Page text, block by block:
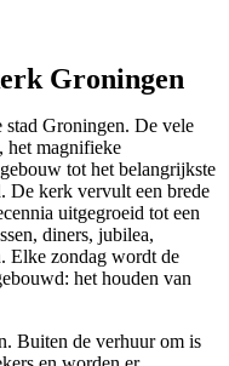
Groningen
Groningen. De vele
het magnifieke
tot het belangrijkste
De kerk vervult een brede
uitgegroeid tot een
diners, jubilea,
Elke zondag wordt de
het houden van
Buiten de verhuur om is